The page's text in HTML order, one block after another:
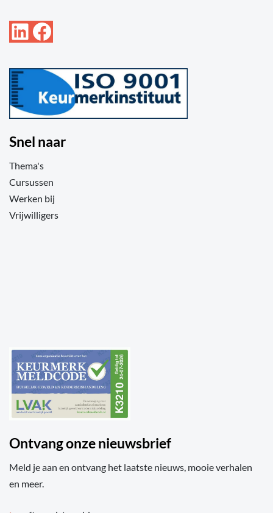
LinkedIn
Facebook
Snel naar
Thema's
Cursussen
Werken bij
Vrijwilligers
Ontvang onze nieuwsbrief
Meld je aan en ontvang het laatste nieuws, mooie verhalen
en meer.